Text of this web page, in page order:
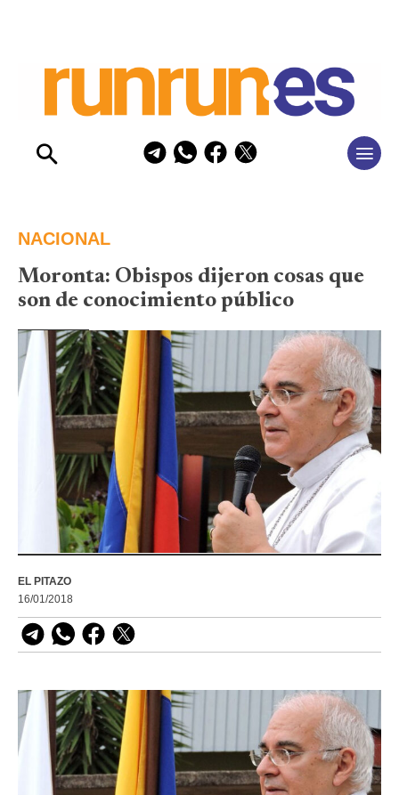
NACIONAL
Moronta: Obispos dijeron cosas que
son de conocimiento público
EL PITAZO
16/01/2018